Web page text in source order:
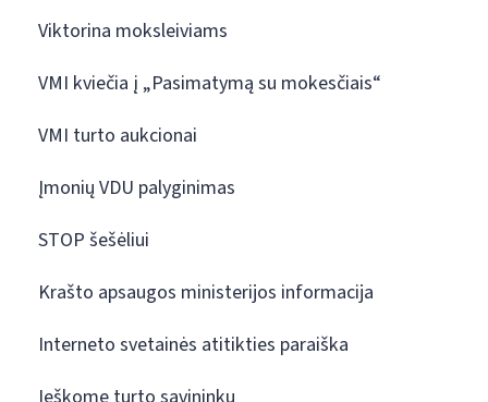
Viktorina moksleiviams
VMI kviečia į „Pasimatymą su mokesčiais“
VMI turto aukcionai
Įmonių VDU palyginimas
STOP šešėliui
Krašto apsaugos ministerijos informacija
Interneto svetainės atitikties paraiška